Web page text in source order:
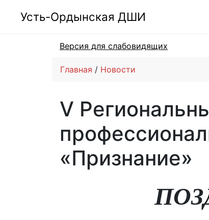
Усть-Ордынская ДШИ
Версия для слабовидящих
Главная Новости
V
«Признание»